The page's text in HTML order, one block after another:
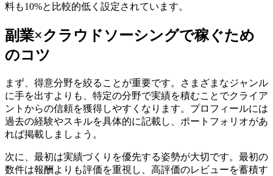
料も10%と比較的低く設定されています。
副業×クラウドソーシングで稼ぐため
のコツ
まず、得意分野を絞ることが重要です。さまざまなジャンル
に手を出すよりも、特定の分野で実績を積むことでクライア
ントからの信頼を獲得しやすくなります。プロフィールには
過去の経験やスキルを具体的に記載し、ポートフォリオがあ
れば掲載しましょう。
次に、最初は実績づくりを優先する姿勢が大切です。最初の
数件は報酬よりも評価を重視し、高評価のレビューを蓄積す